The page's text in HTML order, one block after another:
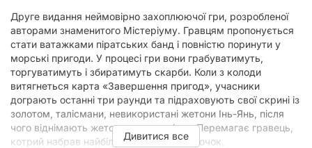
Друге видання неймовірно захоплюючої гри, розробленої
авторами знаменитого Містеріуму. Гравцям пропонується
стати ватажками піратських банд і повністю поринути у
морські пригоди. У процесі гри вони грабуватимуть,
торгуватимуть і збиратимуть скарби. Коли з колоди
витягнеться карта «Завершення пригод», учасники
дограють останні три раунди та підраховують свої скрині із
золотом, талісмани, невикористані жетони Інь-Янь, після
чого віднімають жетони чорних міток. Перемагає гравець,
котрий набрав найбільше переможних очок.
Дивитися все